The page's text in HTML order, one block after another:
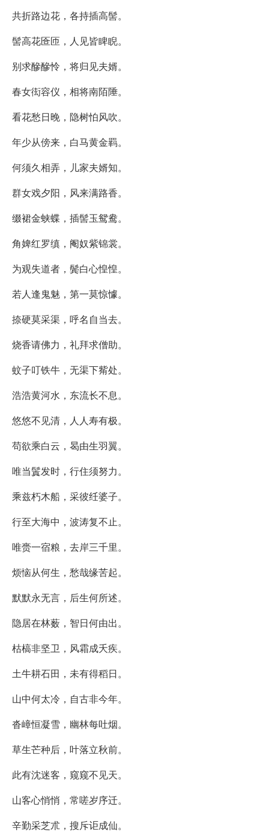
共折路边花，各持插高髻。
髻高花匼匝，人见皆睥睨。
别求醦醦怜，将归见夫婿。
春女衒容仪，相将南陌陲。
看花愁日晚，隐树怕风吹。
年少从傍来，白马黄金羁。
何须久相弄，儿家夫婿知。
群女戏夕阳，风来满路香。
缀裙金蛱蝶，插髻玉鸳鸯。
角婢红罗缜，阉奴紫锦裳。
为观失道者，鬓白心惶惶。
若人逢鬼魅，第一莫惊懅。
捺硬莫采渠，呼名自当去。
烧香请佛力，礼拜求僧助。
蚊子叮铁牛，无渠下觜处。
浩浩黄河水，东流长不息。
悠悠不见清，人人寿有极。
苟欲乘白云，曷由生羽翼。
唯当鬒发时，行住须努力。
乘兹朽木船，采彼纴婆子。
行至大海中，波涛复不止。
唯赍一宿粮，去岸三千里。
烦恼从何生，愁哉缘苦起。
默默永无言，后生何所述。
隐居在林薮，智日何由出。
枯槁非坚卫，风霜成夭疾。
土牛耕石田，未有得稻日。
山中何太冷，自古非今年。
沓嶂恒凝雪，幽林每吐烟。
草生芒种后，叶落立秋前。
此有沈迷客，窥窥不见天。
山客心悄悄，常嗟岁序迁。
辛勤采芝朮，搜斥讵成仙。